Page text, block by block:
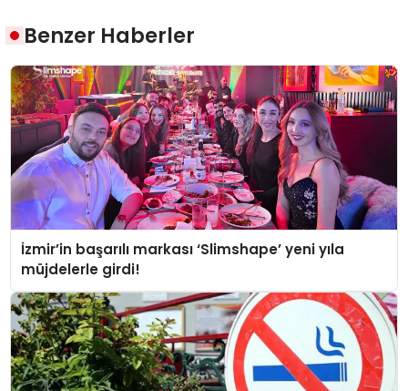
Benzer Haberler
İzmir’in başarılı markası ‘Slimshape’ yeni yıla
müjdelerle girdi!